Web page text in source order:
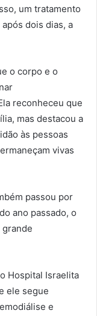
um tratamento
dois dias, a
o corpo e o
reconheceu que
mas destacou a
às pessoas
vivas
passou por
ano passado, o
Hospital Israelita
ele segue
e